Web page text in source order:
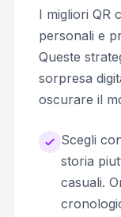
I migliori QR
personali e
Queste
sorpresa
oscurare il
Scegli
storia
casuali.